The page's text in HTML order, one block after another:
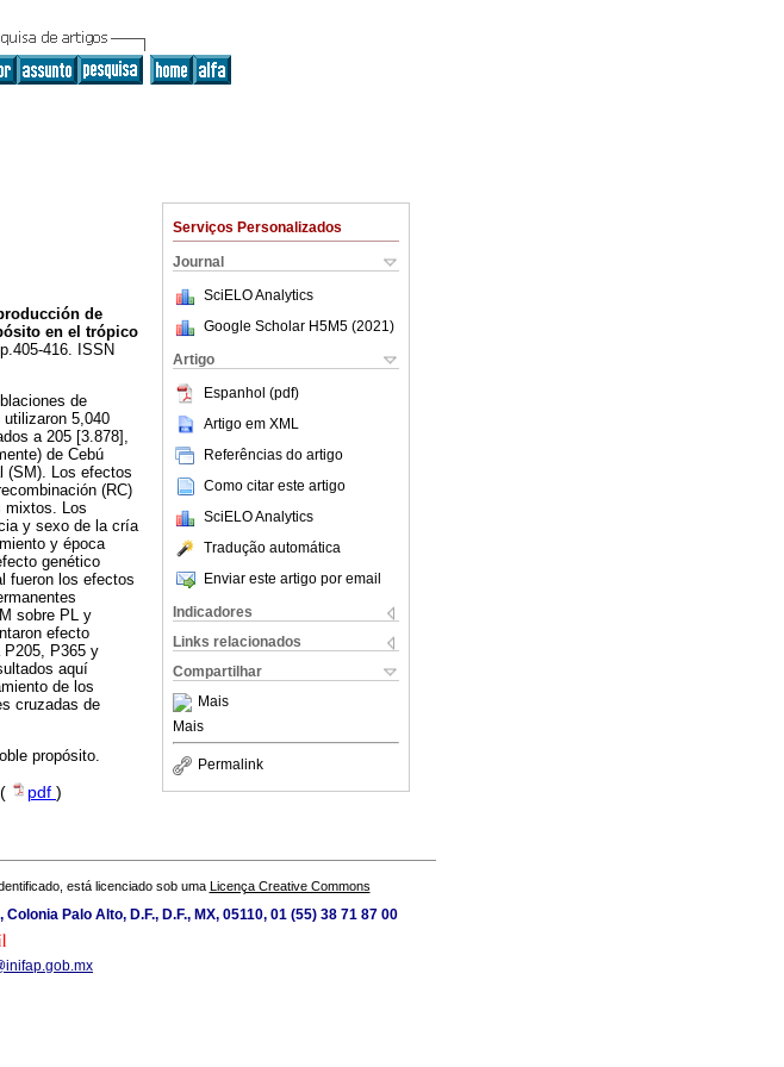
Serviços Personalizados
Journal
SciELO Analytics
Google Scholar H5M5 (2021 )
Artigo
Espanhol (pdf)
Artigo em XML
Referências do artigo
Como citar este artigo
SciELO Analytics
Tradução automática
Enviar este artigo por email
Indicadores
Links relacionados
Compartilhar
Mais
Mais
Permalink
de
en el trópico
416. ISSN
de
5,040
a 205 [3.878],
de Cebú
(SM). Los efectos
(RC)
mixtos. Los
y sexo de la cría
y época
genético
fueron los efectos
sobre PL y
efecto
P205, P365 y
aquí
de los
cruzadas de
propósito.
pdf )
está licenciado sob uma Licença Creative Commons
Palo Alto, D.F., D.F., MX, 05110, 01 (55) 38 71 87 00